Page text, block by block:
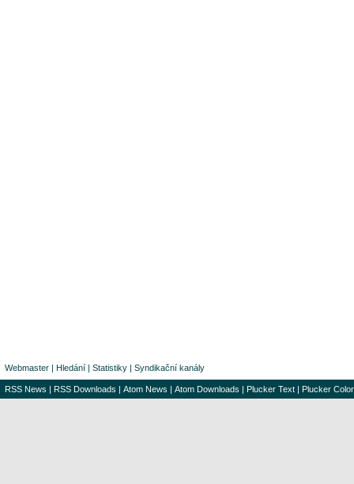
Webmaster | Hledání | Statistiky | Syndikační kanály
RSS News | RSS Downloads | Atom News | Atom Downloads | Plucker Text | Plucker Color